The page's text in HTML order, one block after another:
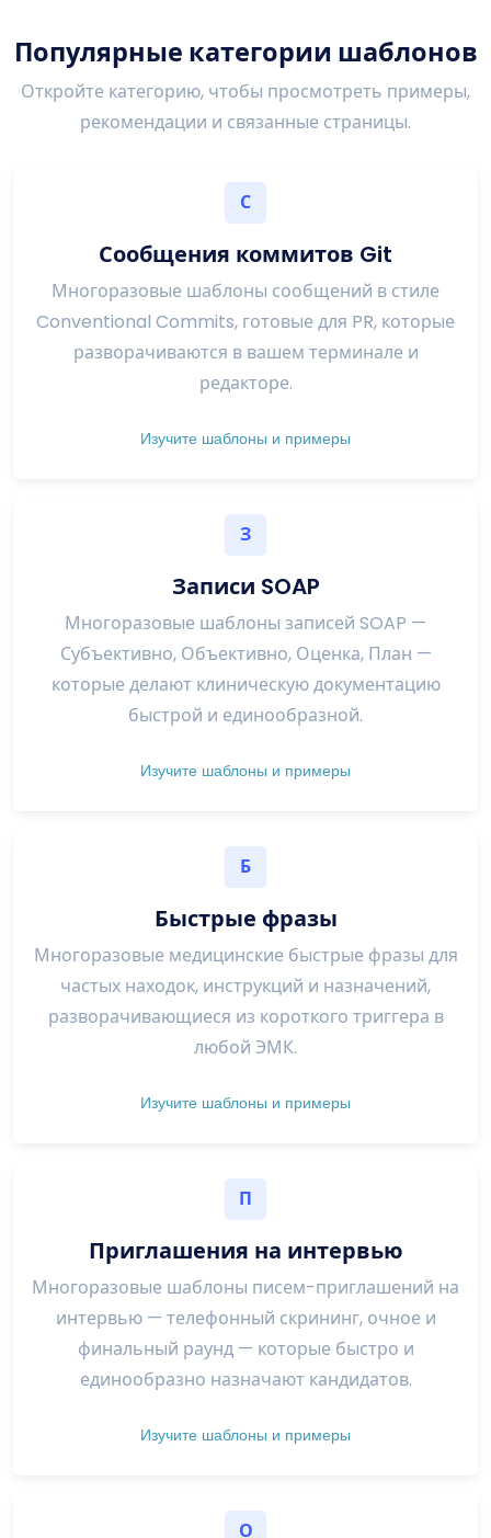
Популярные категории шаблонов
Откройте категорию, чтобы просмотреть примеры,
рекомендации и связанные страницы.
С
Сообщения коммитов Git
Многоразовые шаблоны сообщений в стиле
Conventional Commits, готовые для PR, которые
разворачиваются в вашем терминале и
редакторе.
Изучите шаблоны и примеры
З
Записи SOAP
Многоразовые шаблоны записей SOAP —
Субъективно, Объективно, Оценка, План —
которые делают клиническую документацию
быстрой и единообразной.
Изучите шаблоны и примеры
Б
Быстрые фразы
Многоразовые медицинские быстрые фразы для
частых находок, инструкций и назначений,
разворачивающиеся из короткого триггера в
любой ЭМК.
Изучите шаблоны и примеры
П
Приглашения на интервью
Многоразовые шаблоны писем-приглашений на
интервью — телефонный скрининг, очное и
финальный раунд — которые быстро и
единообразно назначают кандидатов.
Изучите шаблоны и примеры
О